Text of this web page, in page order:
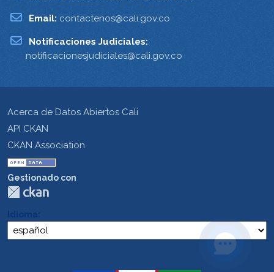
Email: contactenos@cali.gov.co
Notificaciones Judiciales:
notificacionesjudiciales@cali.gov.co
Acerca de Datos Abiertos Cali
API CKAN
CKAN Association
Gestionado con